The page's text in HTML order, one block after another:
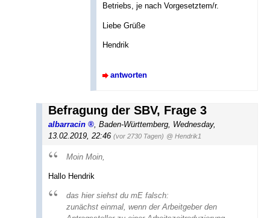
Betriebs, je nach Vorgesetztem/r.
Liebe Grüße
Hendrik
antworten
Befragung der SBV, Frage 3
albarracin , Baden-Württemberg, Wednesday,
13.02.2019, 22:46 (vor 2730 Tagen) @ Hendrik1
Moin Moin,
Hallo Hendrik
das hier siehst du mE falsch:
zunächst einmal, wenn der Arbeitgeber den